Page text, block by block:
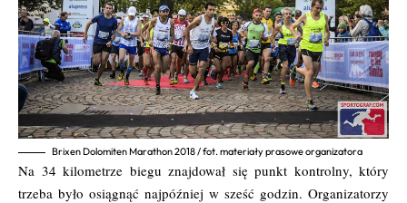
Brixen Dolomiten Marathon 2018 / fot. materiały prasowe organizatora
Na 34 kilometrze biegu znajdował się punkt kontrolny, który
trzeba było osiągnąć najpóźniej w sześć godzin. Organizatorzy